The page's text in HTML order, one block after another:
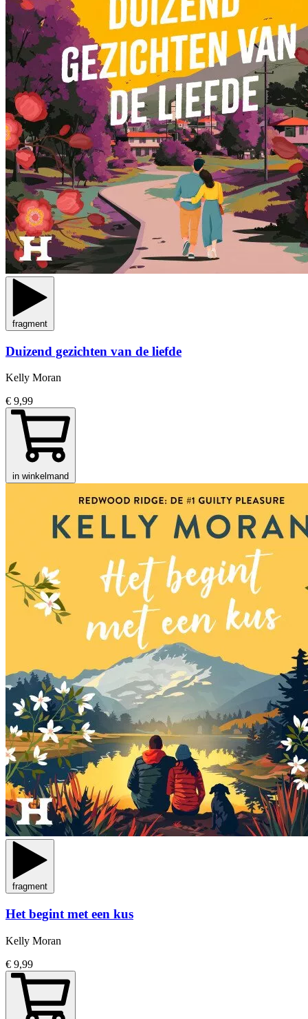
fragment
Duizend gezichten van de liefde
Kelly Moran
€ 9,99
in winkelmand
fragment
Het begint met een kus
Kelly Moran
€ 9,99